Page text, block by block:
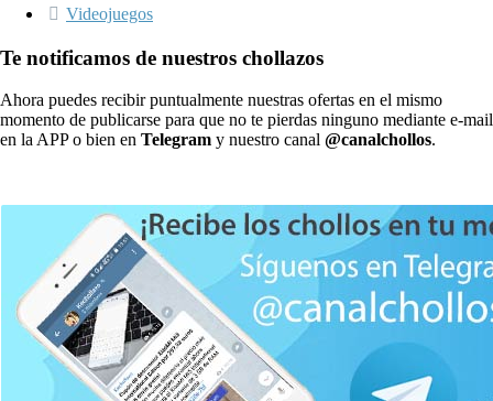
Videojuegos
Te notificamos de nuestros chollazos
Ahora puedes recibir puntualmente nuestras ofertas en el mismo
momento de publicarse para que no te pierdas ninguno mediante e-mail
en la APP o bien en Telegram y nuestro canal @canalchollos.